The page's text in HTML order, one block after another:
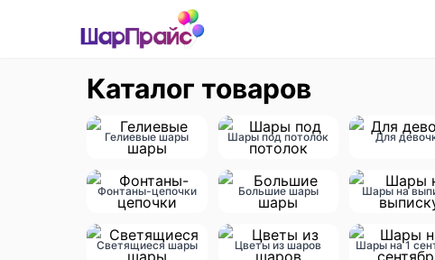
Каталог товаров
Гелиевые шары Шары под потолок Для
Фонтаны-цепочки Большие шары Шары на
Светящиеся шары Цветы из шаров Шары на 1